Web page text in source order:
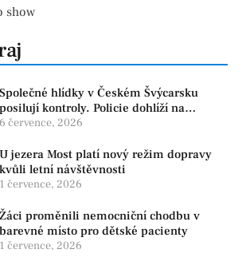
show
Společné hlídky v Českém Švýcarsku
posilují kontroly. Policie dohlíží na
bezpečnost i ochranu přírody
6 července, 2026
U jezera Most platí nový režim dopravy
kvůli letní návštěvnosti
1 července, 2026
Žáci proměnili nemocniční chodbu v
barevné místo pro dětské pacienty
1 července, 2026